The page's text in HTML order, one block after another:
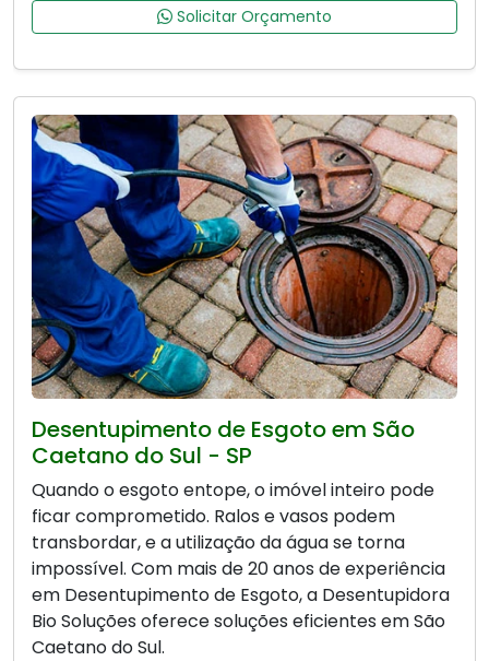
Solicitar Orçamento
Desentupimento de Esgoto em São
Caetano do Sul - SP
Quando o esgoto entope, o imóvel inteiro pode
ficar comprometido. Ralos e vasos podem
transbordar, e a utilização da água se torna
impossível. Com mais de 20 anos de experiência
em Desentupimento de Esgoto, a Desentupidora
Bio Soluções oferece soluções eficientes em São
Caetano do Sul.